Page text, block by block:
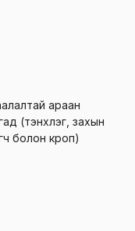
араан
(тэнхлэг, захын
болон кроп)